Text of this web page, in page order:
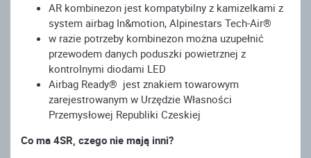
AR kombinezon jest kompatybilny z kamizelkami z
system airbag In&motion, Alpinestars Tech-Air®
w razie potrzeby kombinezon można uzupełnić
przewodem danych poduszki powietrznej z
kontrolnymi diodami LED
Airbag Ready® jest znakiem towarowym
zarejestrowanym w Urzędzie Własności
Przemysłowej Republiki Czeskiej
Co ma 4SR, czego nie mają inni?